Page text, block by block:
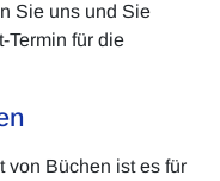
Sie uns und Sie
Termin für die
von Büchen ist es für